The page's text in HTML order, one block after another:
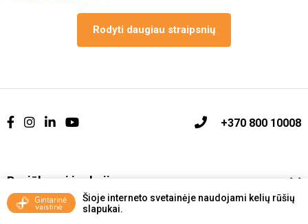
Šioje interneto svetainėje naudojami kelių rūšių
slapukai.
Rodyti daugiau straipsnių
+370 800 10008
Pasiūlymai ir akcijos
Vakcinavimo tvarka ir taisyklės